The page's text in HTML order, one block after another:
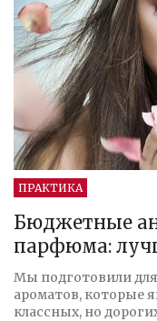
ПРАКТИКА
Бюджетные
парфюма:
Мы подготовили
ароматов, которые
классных, но